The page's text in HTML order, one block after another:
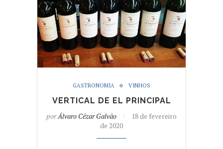
GASTRONOMIA VINHOS
VERTICAL DE EL PRINCIPAL
porÁlvaro Cézar Galvão
18 de fevereiro
de 2020